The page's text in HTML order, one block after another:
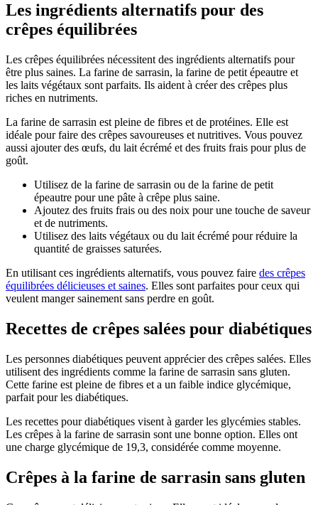
Les ingrédients alternatifs pour des
crêpes équilibrées
Les crêpes équilibrées nécessitent des ingrédients alternatifs pour
être plus saines. La farine de sarrasin, la farine de petit épeautre et
les laits végétaux sont parfaits. Ils aident à créer des crêpes plus
riches en nutriments.
La farine de sarrasin est pleine de fibres et de protéines. Elle est
idéale pour faire des crêpes savoureuses et nutritives. Vous pouvez
aussi ajouter des œufs, du lait écrémé et des fruits frais pour plus de
goût.
Utilisez de la farine de sarrasin ou de la farine de petit
épeautre pour une pâte à crêpe plus saine.
Ajoutez des fruits frais ou des noix pour une touche de saveur
et de nutriments.
Utilisez des laits végétaux ou du lait écrémé pour réduire la
quantité de graisses saturées.
En utilisant ces ingrédients alternatifs, vous pouvez faire des crêpes
équilibrées délicieuses et saines. Elles sont parfaites pour ceux qui
veulent manger sainement sans perdre en goût.
Recettes de crêpes salées pour diabétiques
Les personnes diabétiques peuvent apprécier des crêpes salées. Elles
utilisent des ingrédients comme la farine de sarrasin sans gluten.
Cette farine est pleine de fibres et a un faible indice glycémique,
parfait pour les diabétiques.
Les recettes pour diabétiques visent à garder les glycémies stables.
Les crêpes à la farine de sarrasin sont une bonne option. Elles ont
une charge glycémique de 19,3, considérée comme moyenne.
Crêpes à la farine de sarrasin sans gluten